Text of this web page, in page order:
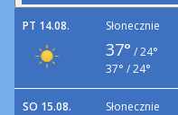
PT 14.08. Słonecznie
37° / 24°
37° / 24°
SO 15.08. Słonecznie